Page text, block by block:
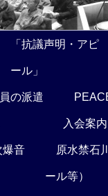
「抗議声明・アピ
ール」
の派遣
入会案内
爆音 原水禁石
ール等）